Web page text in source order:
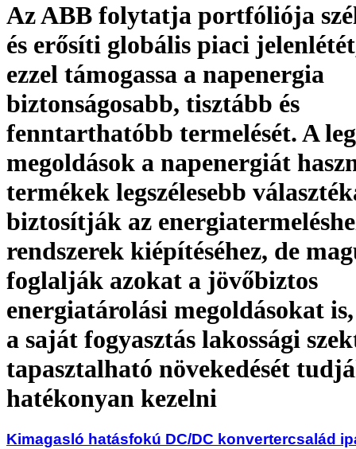
Az ABB folytatja portfóliója
és erősíti globális piaci
ezzel támogassa a napenergia
biztonságosabb, tisztább és
fenntarthatóbb termelését. A
megoldások a napenergiát
termékek legszélesebb
biztosítják az
rendszerek kiépítéséhez, de
foglalják azokat a jövőbiztos
energiatárolási megoldásokat
a saját fogyasztás lakossági
tapasztalható növekedését
hatékonyan kezelni
Kimagasló hatásfokú DC/DC konvertercsalád